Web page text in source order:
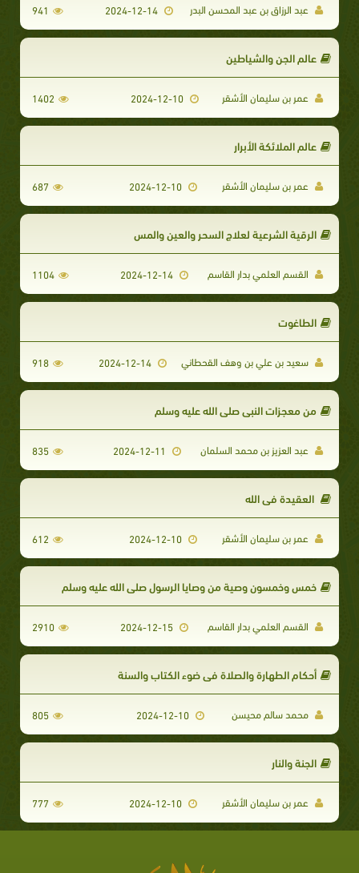
عبد الرزاق بن عبد المحسن البدر 941
عالم الجن والشياطين
عمر بن سليمان الأشقر 1402
عالم الملائكة الأبرار
عمر بن سليمان الأشقر 687
الرقية الشرعية لعلاج السحر والعين والمس
القسم العلمي بدار القاسم 2024-12-14
1104
الطاغوت
سعيد بن علي بن وهف القحطاني 918
من معجزات النبي صلى الله عليه وسلم
عبد العزيز بن محمد السلمان 835
العقيدة في الله
عمر بن سليمان الأشقر 612
خمس وخمسون وصية من وصايا الرسول صلى الله عليه وسلم
القسم العلمي بدار القاسم 2024-12-15
2910
أحكام الطهارة والصلاة في ضوء الكتاب والسنة
محمد سالم محيسن 805
الجنة والنار
عمر بن سليمان الأشقر 777